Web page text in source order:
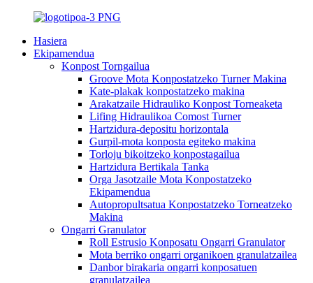
Hasiera
Ekipamendua
Konpost Torngailua
Groove Mota Konpostatzeko Turner Makina
Kate-plakak konpostatzeko makina
Arakatzaile Hidrauliko Konpost Torneaketa
Lifing Hidraulikoa Comost Turner
Hartzidura-depositu horizontala
Gurpil-mota konposta egiteko makina
Torloju bikoitzeko konpostagailua
Hartzidura Bertikala Tanka
Orga Jasotzaile Mota Konpostatzeko
Ekipamendua
Autopropultsatua Konpostatzeko Torneatzeko
Makina
Ongarri Granulator
Roll Estrusio Konposatu Ongarri Granulator
Mota berriko ongarri organikoen granulatzailea
Danbor birakaria ongarri konposatuen
granulatzailea